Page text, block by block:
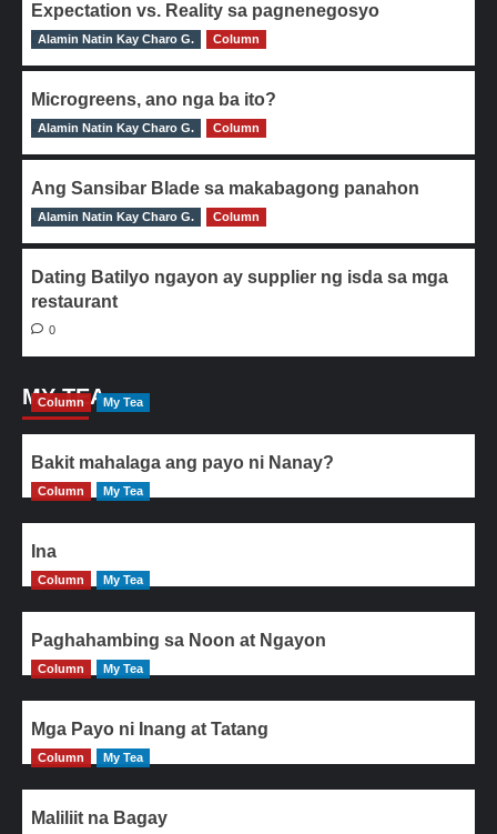
Expectation vs. Reality sa pagnenegosyo
0
Alamin Natin Kay Charo G. Column
Microgreens, ano nga ba ito?
0
Alamin Natin Kay Charo G. Column
Ang Sansibar Blade sa makabagong panahon
0
Alamin Natin Kay Charo G. Column
Dating Batilyo ngayon ay supplier ng isda sa mga
restaurant
0
MY TEA
Column My Tea
Bakit mahalaga ang payo ni Nanay?
Column My Tea
Ina
Column My Tea
Paghahambing sa Noon at Ngayon
Column My Tea
Mga Payo ni Inang at Tatang
Column My Tea
Maliliit na Bagay